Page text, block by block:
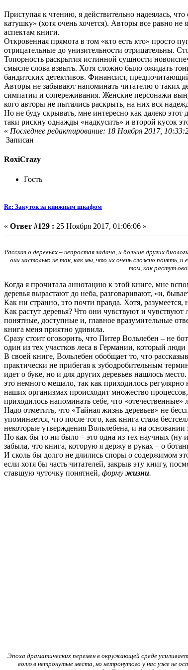
Приступая к чтению, я действительно надеялась,
катушку» (хотя очень хочется). Авторы все равно
аспектам книги.
Откровенная прямота в том «кто есть кто» просто
отрицательные до унизительности отрицательны.
Топорность раскрытия истинной сущности
смысле слова взвыть. Хотя сложно было ожидать
бандитских детективов. Финансист,
Авторы не забывают напоминать читателю о таких
симпатии и сопереживания. Женские персонажи
кого авторы не пытались раскрыть, на них вся
Но не буду скрывать, мне интересно как далеко
таки рискну однажды «надкусить» и второй кусок
« Последнее редактирование: 18 Ноября 2017,
Записан
RoxiCrazy
Гость
Re: Закуток за книжным шкафом
« Ответ #129 : 25 Ноября 2017, 01:06:06 »
Рассказ о деревьях – непростая задача, и больше других
они настолько не так, как мы, что их очень сложно понять,
том, как растут
Когда я прочитала аннотацию к этой книге, мне
деревья вырастают до неба, разговаривают, «и,
Как ни странно, это почти правда. Хотя, разумеется,
Как растут деревья? Что они чувствуют и
понятные, доступные и, главное вразумительные
книга меня приятно удивила.
Сразу стоит оговорить, что Питер Вольлебен – не
один из тех участков леса в Германии, который
В своей книге, Вольлебен обобщает то, что
практически не прибегая к зубодробительным
идет о буке, но и для других деревьев нашлось
это немного мешало, так как приходилось регулярно
наших организмах происходит множество
приходилось напоминать себе, что «отечественные»
Надо отметить, что «Тайная жизнь деревьев» не
упоминается, что после того, как книга стала
некоторые утверждения Вольлебена, и на
Но как бы то ни было – это одна из тех научных (ну
забыла, что книга, которую я держу в руках – о
И сколь бы долго не длились споры о содержимом
если хотя бы часть читателей, закрыв эту книгу,
ставшую чуточку понятней, форму жизни.
Эпоха драматических перемен в окружающей среде
волю в нетронутые места, но нетронутого у нас уже не